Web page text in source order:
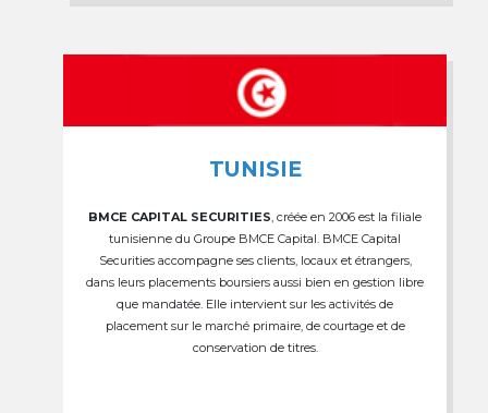
TUNISIE
BMCE CAPITAL SECURITIES , créée en 2006 est la filiale
tunisienne du Groupe BMCE Capital. BMCE Capital
Securities accompagne ses clients, locaux et étrangers,
dans leurs placements boursiers aussi bien en gestion libre
que mandatée. Elle intervient sur les activités de
placement sur le marché primaire, de courtage et de
conservation de titres.